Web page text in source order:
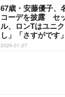
67歳・安藤優子、
コーデを披露 セ
ル、ロンTはユニ
し」「さすがです」
2026-01-27